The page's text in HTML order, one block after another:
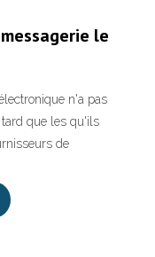
le
n'a pas
que les qu'ils
de